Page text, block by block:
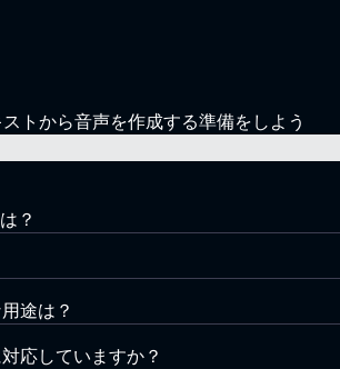
トから音声を作成する準備をしよう
？
途は？
応していますか？